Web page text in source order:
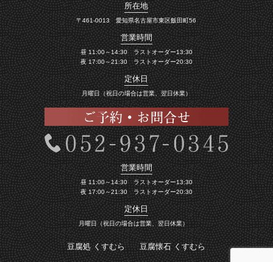
所在地
〒461-0013 愛知県名古屋市東区飯田町56
営業時間
昼 11:00～14:30 ラストオーダー13:30
夜 17:00～21:30 ラストオーダー20:30
定休日
月曜日（祝日の場合は営業、翌日休業）
営業時間
昼 11:00～14:30 ラストオーダー13:30
夜 17:00～21:30 ラストオーダー20:30
定休日
月曜日（祝日の場合は営業、翌日休業）
豆腐処 くすむら 豆腐懐石 くすむら